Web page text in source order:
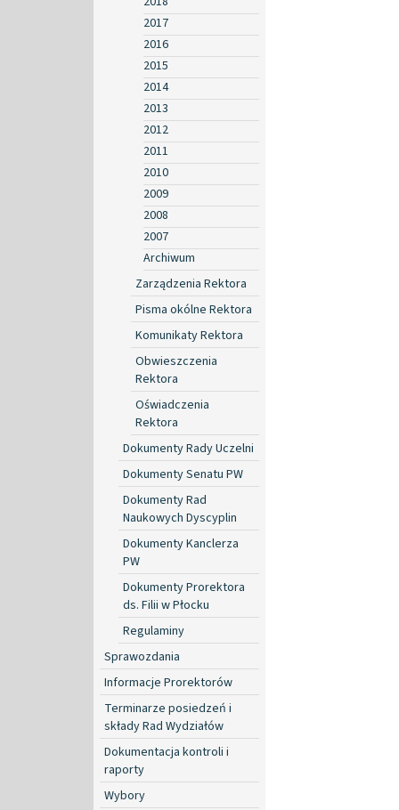
2017
2016
2015
2014
2013
2012
2011
2010
2009
2008
2007
Archiwum
Zarządzenia Rektora
Pisma okólne Rektora
Komunikaty Rektora
Obwieszczenia
Rektora
Oświadczenia
Rektora
Dokumenty Rady Uczelni
Dokumenty Senatu PW
Dokumenty Rad
Naukowych Dyscyplin
Dokumenty Kanclerza
PW
Dokumenty Prorektora
ds. Filii w Płocku
Regulaminy
Sprawozdania
Informacje Prorektorów
Terminarze posiedzeń i
składy Rad Wydziałów
Dokumentacja kontroli i
raporty
Wybory